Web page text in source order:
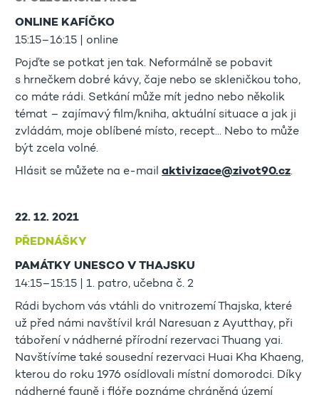
ONLINE KAFÍČKO
15:15–16:15 | online
Pojďte se potkat jen tak. Neformálně se pobavit
s hrnečkem dobré kávy, čaje nebo se skleničkou toho,
co máte rádi. Setkání může mít jedno nebo několik
témat – zajímavý film/kniha, aktuální situace a jak ji
zvládám, moje oblíbené místo, recept... Nebo to může
být zcela volné.
Hlásit se můžete na e-mail aktivizace@zivot90.cz.
22. 12. 2021
PŘEDNÁŠKY
PAMÁTKY UNESCO V THAJSKU
14:15–15:15 | 1. patro, učebna č. 2
Rádi bychom vás vtáhli do vnitrozemí Thajska, které
už před námi navštívil král Naresuan z Ayutthay, při
táboření v nádherné přírodní rezervaci Thuang yai.
Navštívíme také sousední rezervaci Huai Kha Khaeng,
kterou do roku 1976 osídlovali místní domorodci. Díky
nádherné fauně i flóře poznáme chráněná území